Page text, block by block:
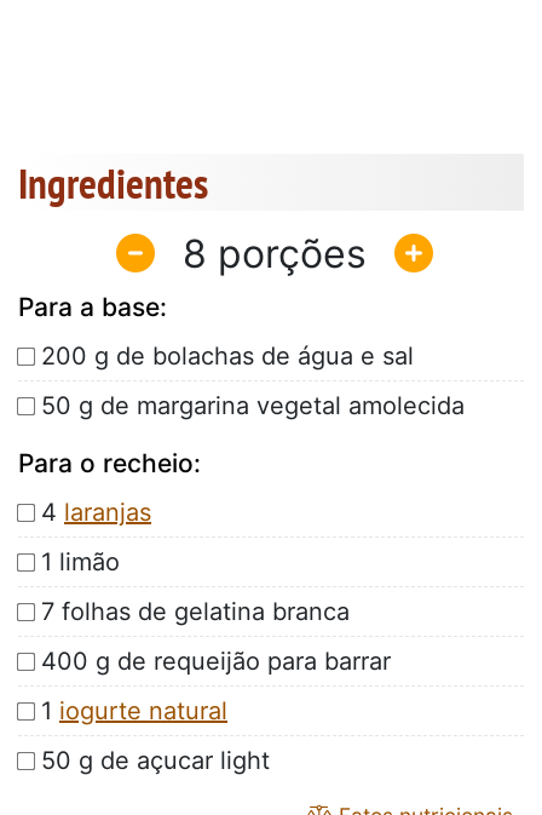
Ingredientes
8
Para a base:
200 g de bolachas de água e sal
50 g de margarina vegetal amolecida
Para o recheio:
4 laranjas
1 limão
7 folhas de gelatina branca
400 g de requeijão para barrar
1 iogurte natural
50 g de açucar light